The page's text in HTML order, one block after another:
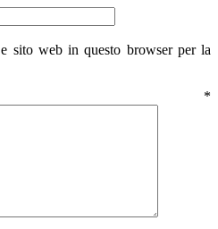
sito web in questo browser per la
*